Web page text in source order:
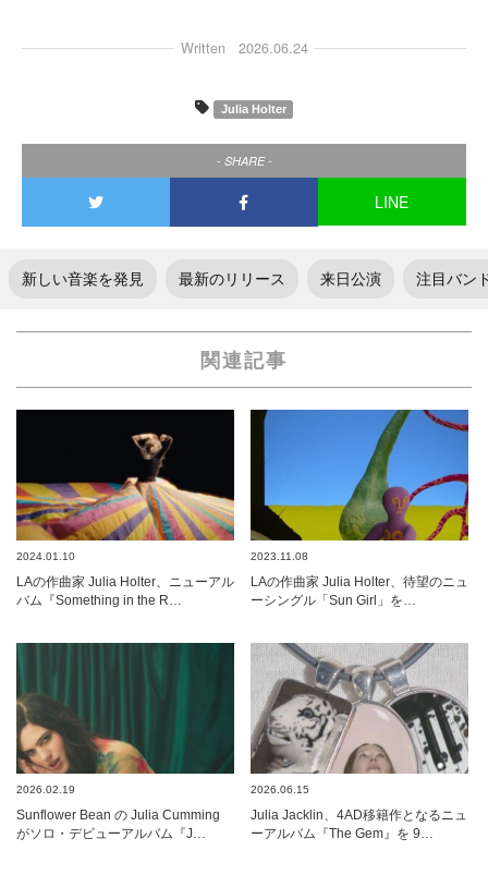
Written 2026.06.24
Julia Holter
- SHARE -
LINE
新しい音楽を発見 最新のリリース 来日公演 注目バン
関連記事
2024.01.10
LAの作曲家 Julia Holter、ニューアル
バム『Something in the R…
2023.11.08
LAの作曲家 Julia Holter、待望のニュ
ーシングル「Sun Girl」を…
2026.02.19
Sunflower Bean の Julia Cumming
がソロ・デビューアルバム『J…
2026.06.15
Julia Jacklin、4AD移籍作となるニュ
ーアルバム『The Gem』を 9…